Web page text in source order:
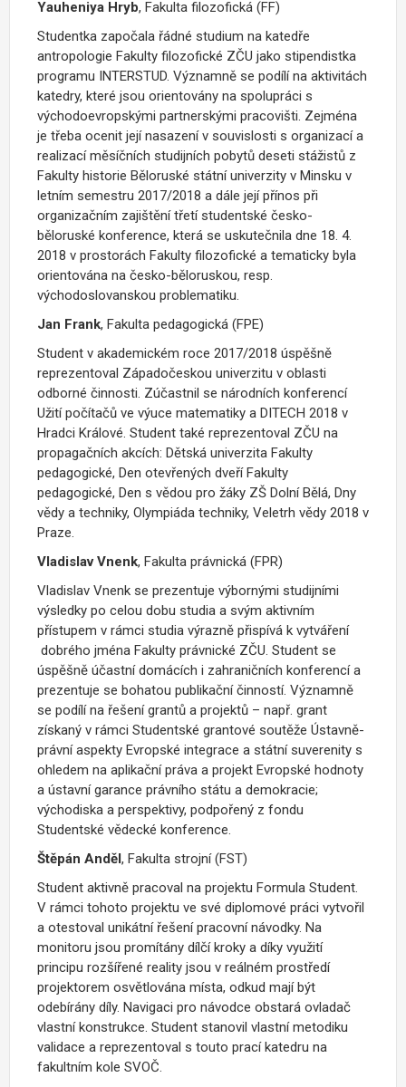
Yauheniya Hryb, Fakulta filozofická (FF)
Studentka započala řádné studium na katedře
antropologie Fakulty filozofické ZČU jako stipendistka
programu INTERSTUD. Významně se podílí na aktivitách
katedry, které jsou orientovány na spolupráci s
východoevropskými partnerskými pracovišti. Zejména
je třeba ocenit její nasazení v souvislosti s organizací a
realizací měsíčních studijních pobytů deseti stážistů z
Fakulty historie Běloruské státní univerzity v Minsku v
letním semestru 2017/2018 a dále její přínos při
organizačním zajištění třetí studentské česko-
běloruské konference, která se uskutečnila dne 18. 4.
2018 v prostorách Fakulty filozofické a tematicky byla
orientována na česko-běloruskou, resp.
východoslovanskou problematiku.
Jan Frank, Fakulta pedagogická (FPE)
Student v akademickém roce 2017/2018 úspěšně
reprezentoval Západočeskou univerzitu v oblasti
odborné činnosti. Zúčastnil se národních konferencí
Užití počítačů ve výuce matematiky a DITECH 2018 v
Hradci Králové. Student také reprezentoval ZČU na
propagačních akcích: Dětská univerzita Fakulty
pedagogické, Den otevřených dveří Fakulty
pedagogické, Den s vědou pro žáky ZŠ Dolní Bělá, Dny
vědy a techniky, Olympiáda techniky, Veletrh vědy 2018 v
Praze.
Vladislav Vnenk, Fakulta právnická (FPR)
Vladislav Vnenk se prezentuje výbornými studijními
výsledky po celou dobu studia a svým aktivním
přístupem v rámci studia výrazně přispívá k vytváření
dobrého jména Fakulty právnické ZČU. Student se
úspěšně účastní domácích i zahraničních konferencí a
prezentuje se bohatou publikační činností. Významně
se podílí na řešení grantů a projektů – např. grant
získaný v rámci Studentské grantové soutěže Ústavně-
právní aspekty Evropské integrace a státní suverenity s
ohledem na aplikační práva a projekt Evropské hodnoty
a ústavní garance právního státu a demokracie;
východiska a perspektivy, podpořený z fondu
Studentské vědecké konference.
Štěpán Anděl, Fakulta strojní (FST)
Student aktivně pracoval na projektu Formula Student.
V rámci tohoto projektu ve své diplomové práci vytvořil
a otestoval unikátní řešení pracovní návodky. Na
monitoru jsou promítány dílčí kroky a díky využití
principu rozšířené reality jsou v reálném prostředí
projektorem osvětlována místa, odkud mají být
odebírány díly. Navigaci pro návodce obstará ovladač
vlastní konstrukce. Student stanovil vlastní metodiku
validace a reprezentoval s touto prací katedru na
fakultním kole SVOČ.